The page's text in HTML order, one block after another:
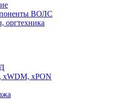
ВОЛС
оргтехника
xWDM, xPON